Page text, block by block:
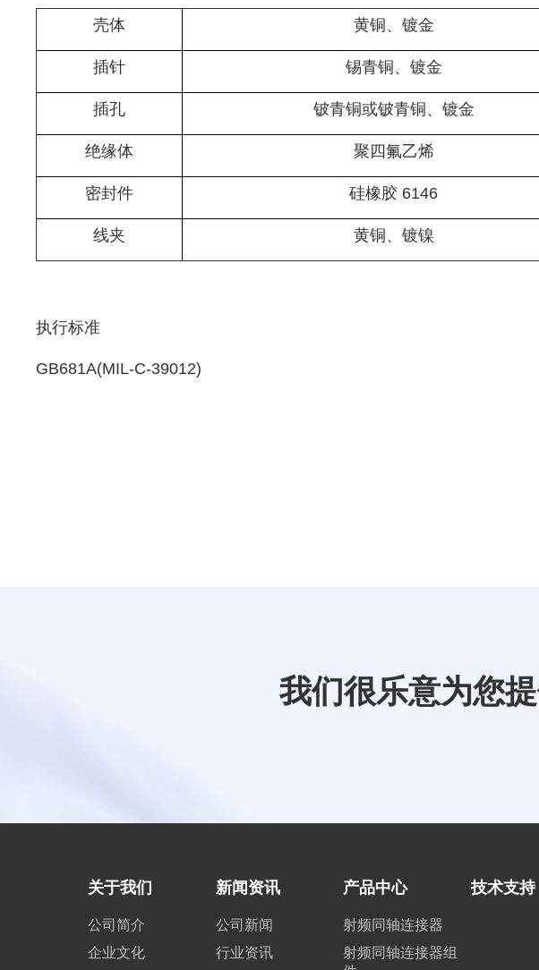
壳体 黄铜、镀金
插针 锡青铜、镀金
插孔 铍青铜或铍青铜、镀金
绝缘体 聚四氟乙烯
密封件 硅橡胶 6146
线夹 黄铜、镀镍
执行标准
GB681A(MIL-C-39012)
我们很乐意为您
关于我们
公司简介
企业文化
新闻资讯
公司新闻
行业资讯
产品中心
射频同轴连接器
射频同轴连接器组
技术支持